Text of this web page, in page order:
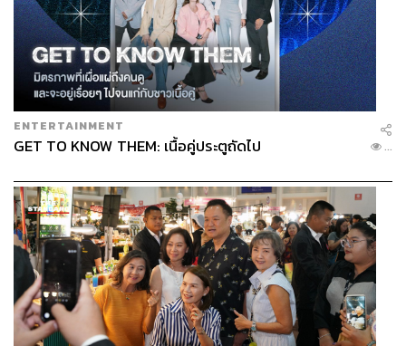
ENTERTAINMENT
GET TO KNOW THEM: เนื้อคู่ประตูถัดไป ...